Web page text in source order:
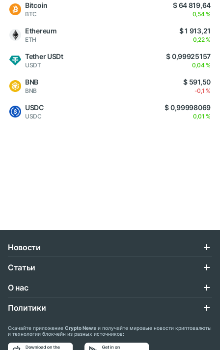
Bitcoin
BTC
$ 64 819,64
0,54 %
Ethereum
ETH
$ 1 913,21
0,22 %
Tether USDt
USDT
$ 0,99925157
0,04 %
BNB
BNB
$ 591,50
-0,1 %
USDC
USDC
$ 0,99998069
0,01 %
Новости
Статьи
О нас
Политики
Скачайте приложение Crypto News и получайте мировые новости криптовалюты
и технологии блокчейн из разных источников: